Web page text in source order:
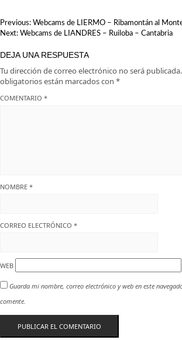
NAVEGACIÓN
DE
Previous: Webcams de LIERMO – Ribamontán al
Next: Webcams de LIANDRES – Ruiloba – Cantabria
DEJA UNA RESPUESTA
Tu dirección de correo electrónico no será publicada.
obligatorios están marcados con *
COMENTARIO *
NOMBRE *
CORREO ELECTRÓNICO *
WEB
Guarda mi nombre, correo electrónico y web en este
comente.